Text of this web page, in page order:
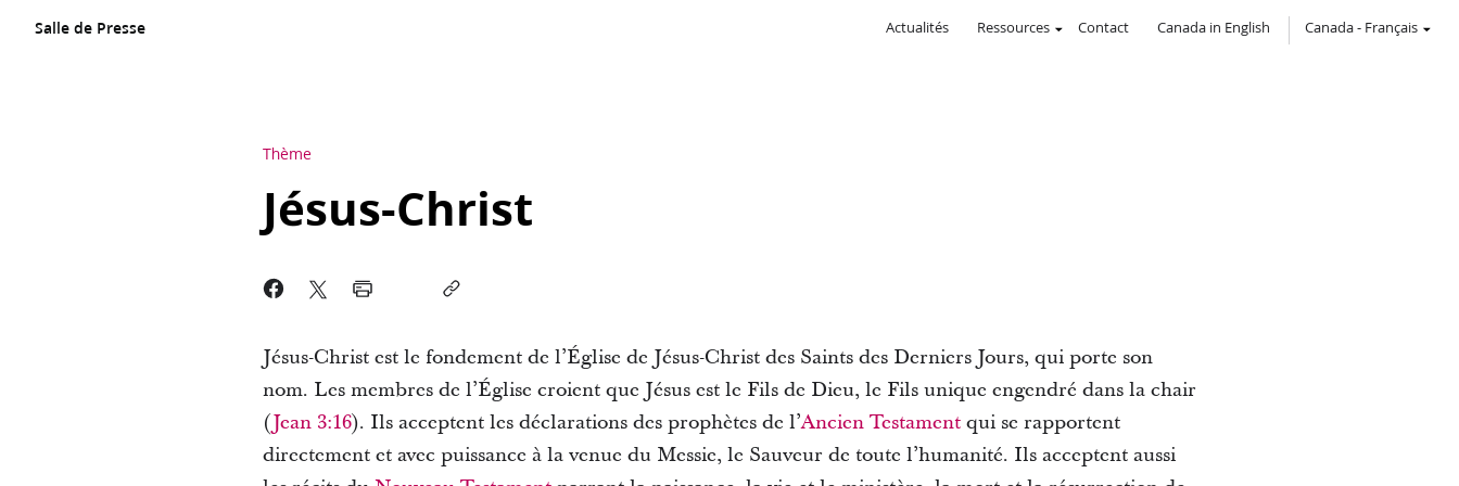
Salle de Presse Actualités Ressources Contact Canada in English Canada- Français
Thème
Jésus-Christ
Jésus-Christ est le fondement de l’Église de Jésus-Christ des Saints des Derniers Jours, qui porte son
nom. Les membres de l’Église croient que Jésus est le Fils de Dieu, le Fils unique engendré dans la chair
(Jean 3:16). Ils acceptent les déclarations des prophètes de l’Ancien Testamentqui se rapportent
directement et avec puissance à la venue du Messie, le Sauveur de toute l’humanité. Ils acceptent aussi